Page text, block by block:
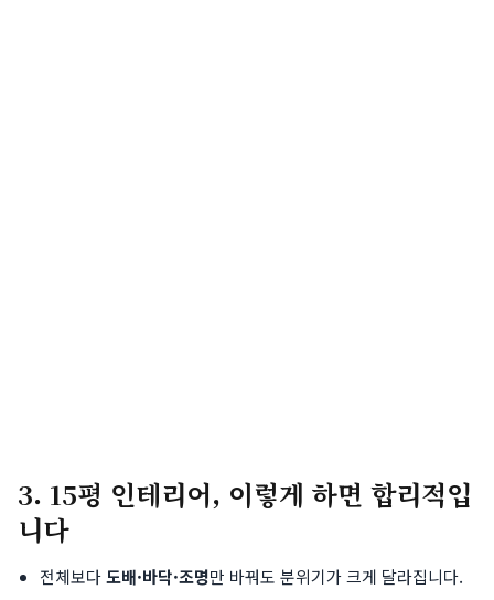
3. 15평 인테리어, 이렇게 하면 합리적입
니다
전체보다도배·바닥·조명만 바꿔도 분위기가 크게 달라집니다.